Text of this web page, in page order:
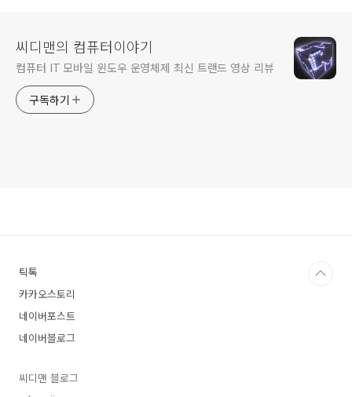
씨디맨의 컴퓨터이야기
컴퓨터 IT 모바일 윈도우 운영체제 최신 트랜드 영상 리뷰
구독하기
틱톡
카카오스토리
네이버포스트
네이버블로그
씨디맨 블로그